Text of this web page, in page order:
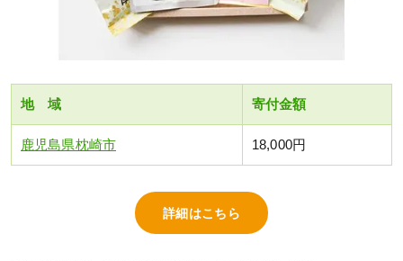
地 域 寄付金額
鹿児島県枕崎市 18,000円
詳細はこちら